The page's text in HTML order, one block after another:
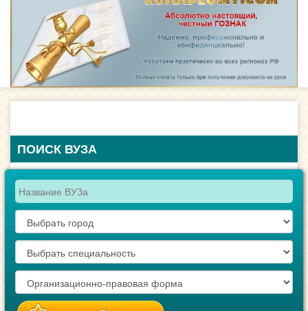
ПОИСК ВУЗА